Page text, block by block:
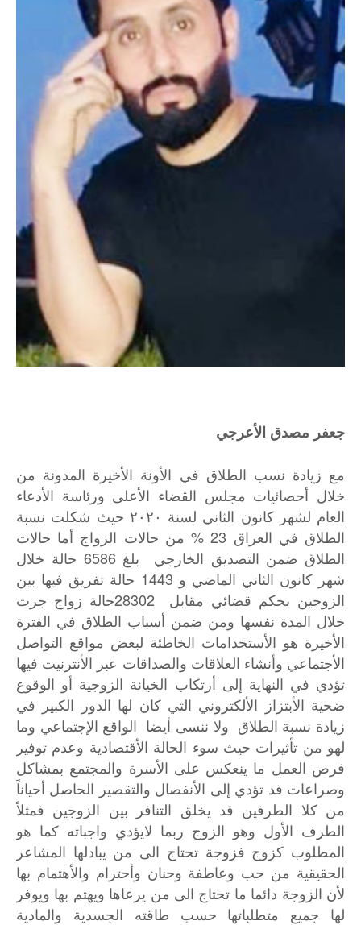
جعفر مصدق الأعرجي
مع زيادة نسب الطلاق في الأونة الأخيرة المدونة من
خلال
أحصائيات مجلس القضاء الأعلى ورئاسة
الأدعاء
العام لشهر كانون الثاني لسنة ٢٠٢٠ حيث شكلت نسبة
الطلاق في العراق من حالات الزواج أما حالات
الطلاق ضمن التصديق الخارجي بلغ 6586 حالة خلال
شهر كانون الثاني الماضي و حالة تفريق فيها بين
الزوجين بحكم قضائي مقابل حالة زواج جرت
خلال
المدة نفسها ومن ضمن أسباب الطلاق في
الفترة
الأخيرة هو الأستخدامات الخاطئة لبعض مواقع
التواصل
الأجتماعي وأنشاء العلاقات والصداقات عبر الأنترنيت فيها
تؤدي في النهاية إلى أرتكاب الخيانة الزوجية أو
الوقوع
ضحية
الأبتزاز الألكتروني التي كان لها الدور الكبير
في
زيادة نسبة الطلاق ولا ننسى أيضا الواقع الإجتماعي وما
لهو من تأثيرات حيث سوء الحالة الأقتصادية وعدم توفير
فرص
العمل ما ينعكس على الأسرة والمجتمع بمشاكل
وصراعات قد تؤدي إلى الأنفصال والتقصير الحاصل أحياناً
من كلا الطرفين قد يخلق التنافر بين الزوجين فمثلاً
الطرف
الأول وهو الزوج ربما لايؤدي واجباته كما هو
المطلوب كزوج فزوجة تحتاج الى من يبادلها
المشاعر
الحقيقية من حب وعاطفة وحنان وأحترام والأهتمام بها
لأن الزوجة دائما ما تحتاج الى من يرعاها ويهتم بها ويوفر
لها
جميع متطلباتها حسب طاقته الجسدية
والمادية